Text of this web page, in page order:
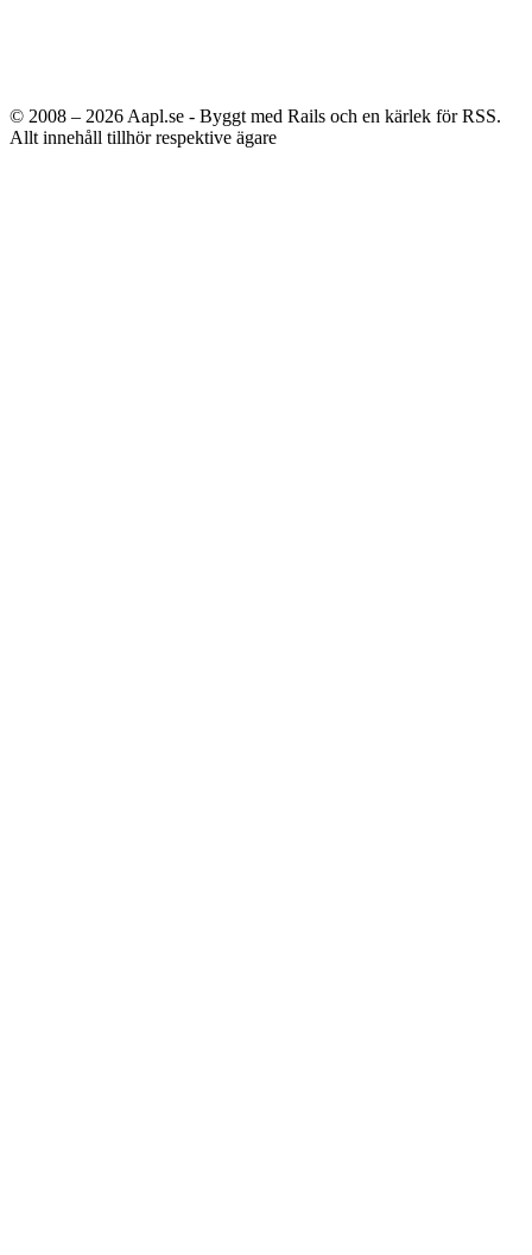
© 2008 – 2026 Aapl.se - Byggt med Rails och en kärlek för RSS.
Allt innehåll tillhör respektive ägare